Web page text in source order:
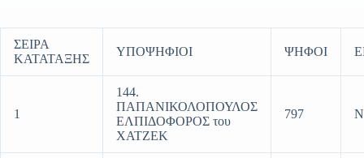
ΣΕΙΡΑ
ΚΑΤΑΤΑΞΗΣ
ΥΠΟΨΗΦΙΟΙ ΨΗΦΟΙ
1
144.
ΠΑΠΑΝΙΚΟΛΟΠΟΥΛΟΣ
ΕΛΠΙΔΟΦΟΡΟΣ του
ΧΑΤΖΕΚ
797